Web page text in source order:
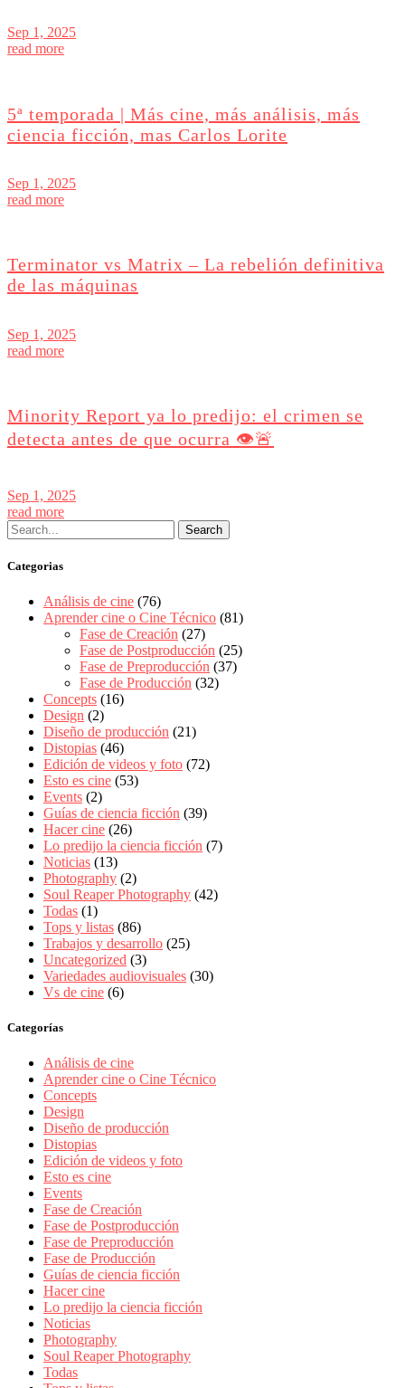
Sep 1, 2025
read more
5ª temporada | Más cine, más análisis, más
ciencia ficción, mas Carlos Lorite
Sep 1, 2025
read more
Terminator vs Matrix – La rebelión definitiva
de las máquinas
Sep 1, 2025
read more
Minority Report ya lo predijo: el crimen se
detecta antes de que ocurra 👁️🚨
Sep 1, 2025
read more
Categorias
Análisis de cine (76)
Aprender cine o Cine Técnico (81)
Fase de Creación (27)
Fase de Postproducción (25)
Fase de Preproducción (37)
Fase de Producción (32)
Concepts (16)
Design (2)
Diseño de producción (21)
Distopias (46)
Edición de videos y foto (72)
Esto es cine (53)
Events (2)
Guías de ciencia ficción (39)
Hacer cine (26)
Lo predijo la ciencia ficción (7)
Noticias (13)
Photography (2)
Soul Reaper Photography (42)
Todas (1)
Tops y listas (86)
Trabajos y desarrollo (25)
Uncategorized (3)
Variedades audiovisuales (30)
Vs de cine (6)
Categorías
Análisis de cine
Aprender cine o Cine Técnico
Concepts
Design
Diseño de producción
Distopias
Edición de videos y foto
Esto es cine
Events
Fase de Creación
Fase de Postproducción
Fase de Preproducción
Fase de Producción
Guías de ciencia ficción
Hacer cine
Lo predijo la ciencia ficción
Noticias
Photography
Soul Reaper Photography
Todas